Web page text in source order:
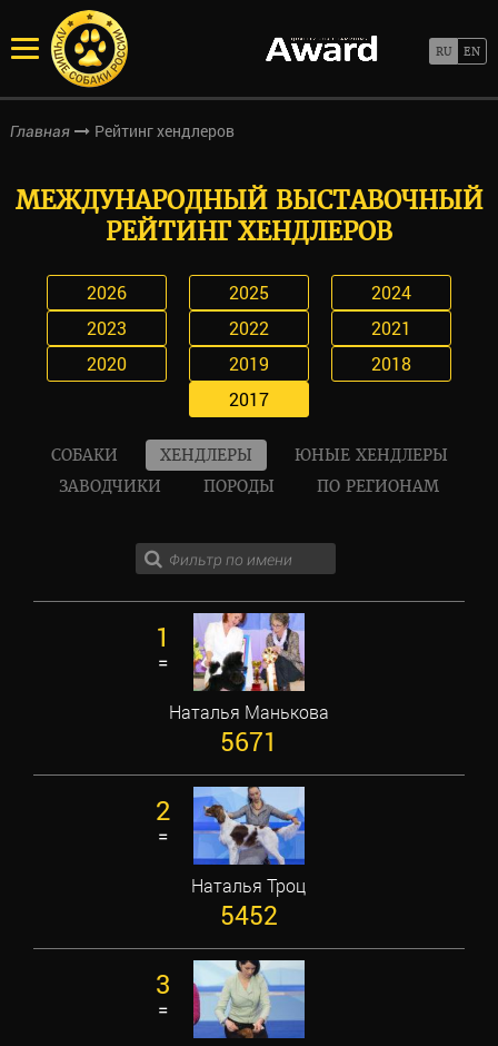
Главная Рейтинг хендлеров
МЕЖДУНАРОДНЫЙ ВЫСТАВОЧНЫЙ
РЕЙТИНГ ХЕНДЛЕРОВ
2026 2025
2024
2023
2022
2021
2020
2019
2018
2017
СОБАКИ ХЕНДЛЕРЫ
ЮНЫЕ ХЕНДЛЕРЫ
ЗАВОДЧИКИ
ПОРОДЫ ПО РЕГИОНАМ
1
=
Наталья Манькова
5671
2
=
Наталья Троц
5452
3
=